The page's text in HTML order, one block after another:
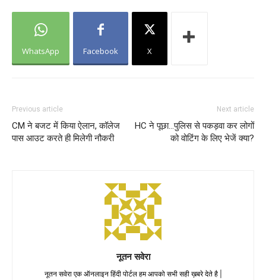
WhatsApp Facebook X
Previous article
CM ने बजट में किया ऐलान, कॉलेज
पास आउट करते ही मिलेगी नौकरी
Next article
HC ने पूछा…पुलिस से पकड़वा कर लोगों
को वोटिंग के लिए भेजें क्या?
नूतन सवेरा
नूतन सवेरा एक ऑनलाइन हिंदी पोर्टल हम आपको सभी सही ख़बरे देते है |